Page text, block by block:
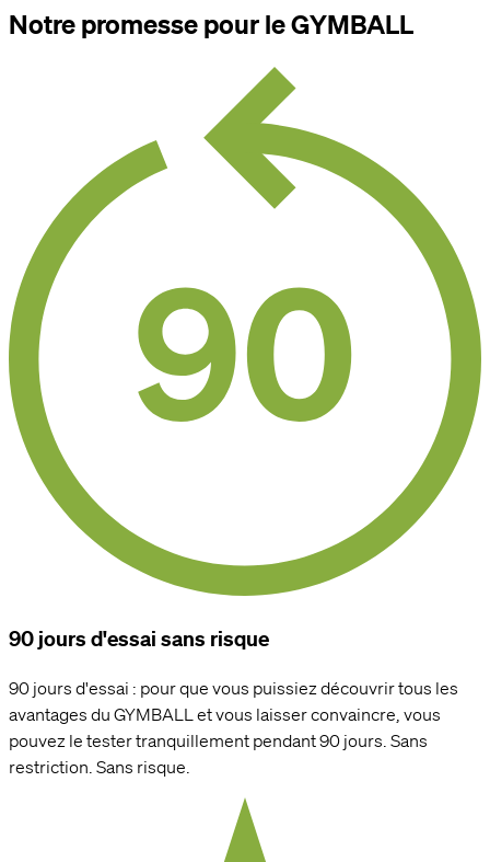
Notre promesse pour le GYMBALL
90 jours d'essai sans risque
90 jours d'essai : pour que vous puissiez découvrir tous les
avantages du GYMBALL et vous laisser convaincre, vous
pouvez le tester tranquillement pendant 90 jours. Sans
restriction. Sans risque.
Paramètres des cookies